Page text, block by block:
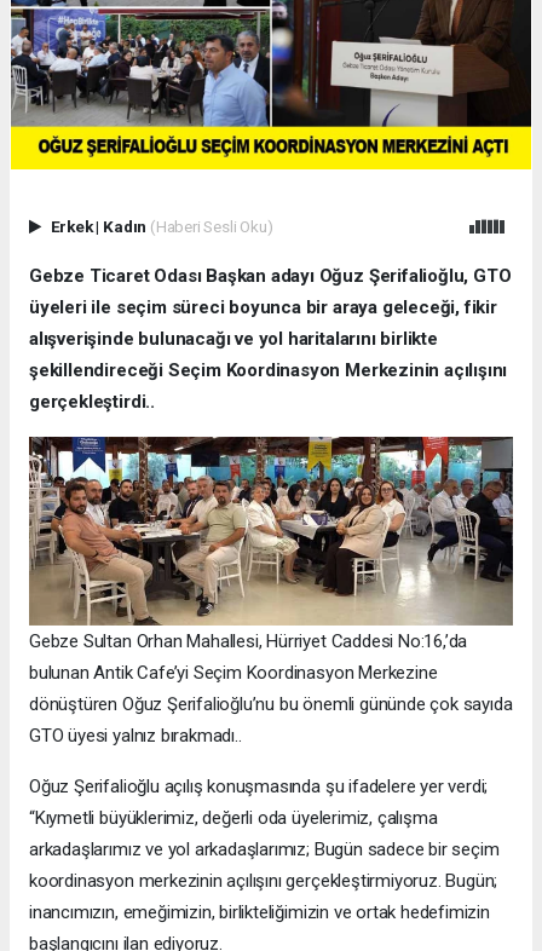
Erkek| Kadın (Haberi Sesli Oku)
Gebze Ticaret Odası Başkan adayı Oğuz Şerifalioğlu, GTO
üyeleri ile seçim süreci boyunca bir araya geleceği, fikir
alışverişinde bulunacağı ve yol haritalarını birlikte
şekillendireceği Seçim Koordinasyon Merkezinin açılışını
gerçekleştirdi..
Gebze Sultan Orhan Mahallesi, Hürriyet Caddesi No:16,’da
bulunan Antik Cafe’yi Seçim Koordinasyon Merkezine
dönüştüren Oğuz Şerifalioğlu’nu bu önemli gününde çok sayıda
GTO üyesi yalnız bırakmadı..
Oğuz Şerifalioğlu açılış konuşmasında şu ifadelere yer verdi;
“Kıymetli büyüklerimiz, değerli oda üyelerimiz, çalışma
arkadaşlarımız ve yol arkadaşlarımız; Bugün sadece bir seçim
koordinasyon merkezinin açılışını gerçekleştirmiyoruz. Bugün;
inancımızın, emeğimizin, birlikteliğimizin ve ortak hedefimizin
başlangıcını ilan ediyoruz.